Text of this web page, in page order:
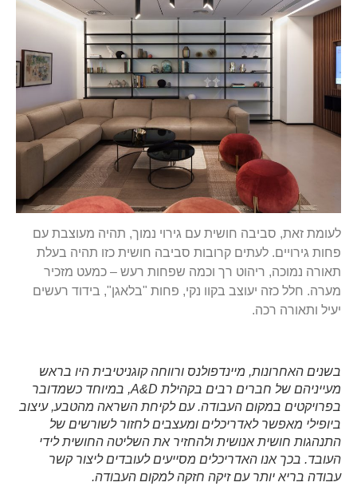
לעומת זאת, סביבה חושית עם גירוי נמוך, תהיה מעוצבת עם
פחות גירויים. לעתים קרובות סביבה חושית כזו תהיה בעלת
תאורה נמוכה, ריהוט רך וכמה שפחות רעש – כמעט מזכיר
מערה. חלל כזה יעוצב בקוו נקי, פחות "בלאגן", בידוד רעשים
יעיל ותאורה רכה.
בשנים האחרונות, מיינדפולנס ורווחה קוגניטיבית היו בראש
מעייניהם של חברים רבים בקהילת A&D, במיוחד כשמדובר
בפרויקטים במקום העבודה. עם לקיחת השראה מהטבע, עיצוב
ביופילי מאפשר לאדריכלים ומעצבים לחזור לשורשים של
התנהגות חושית אנושית ולהחזיר את השליטה החושית לידי
העובד. בכך אנו האדריכלים מסייעים לעובדים ליצור קשר
עבודה בריא יותר עם זיקה חזקה למקום העבודה.